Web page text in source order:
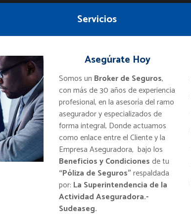
Servicios
Asegúrate Hoy
Somos un Broker de Seguros,
con más de 30 años de experiencia
profesional, en la asesoría del ramo
asegurador y especializados de
forma integral, Donde actuamos
como enlace entre el Cliente y la
Empresa Aseguradora, bajo los
Beneficios y Condicionesde tu
“Póliza de Seguros”respaldada
por: La Superintendencia de la
Actividad Aseguradora.-
Sudeaseg.